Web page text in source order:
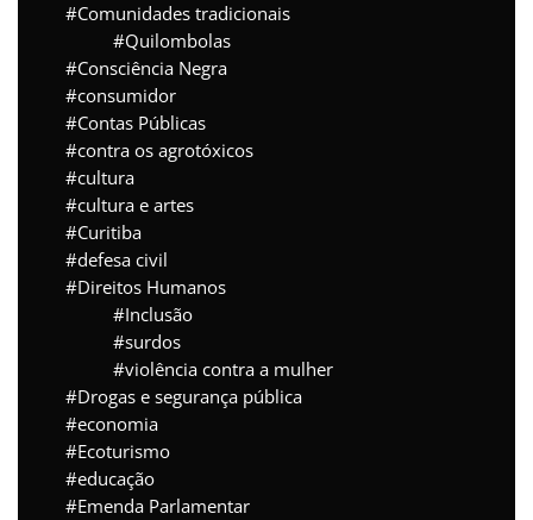
Comunidades tradicionais
Quilombolas
Consciência Negra
consumidor
Contas Públicas
contra os agrotóxicos
cultura
cultura e artes
Curitiba
defesa civil
Direitos Humanos
Inclusão
surdos
violência contra a mulher
Drogas e segurança pública
economia
Ecoturismo
educação
Emenda Parlamentar